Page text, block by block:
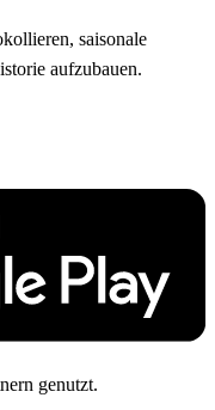
saisonale
aufzubauen.
genutzt.